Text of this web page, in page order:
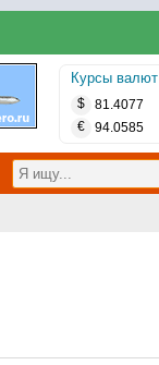
Курсы валют
$ 81.4077
€
94.0585